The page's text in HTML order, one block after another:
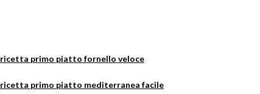
ricetta primo piatto fornello veloce
ricetta primo piatto mediterranea facile